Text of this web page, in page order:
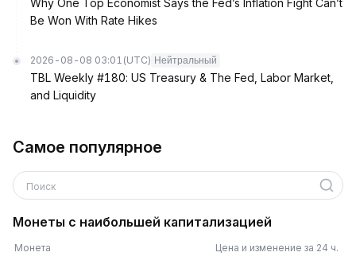
Why One Top Economist Says the Fed’s Inflation Fight Can’t
Be Won With Rate Hikes
2026-08-08 03:01 (UTC) Нейтральный
TBL Weekly #180: US Treasury & The Fed, Labor Market,
and Liquidity
Самое популярное
Поиск
Монеты с наибольшей капитализацией
Монета Цена и изменение за 24 ч.